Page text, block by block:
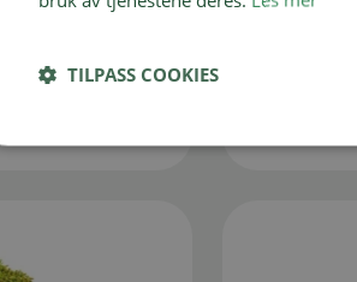
TILPASS COOKIES